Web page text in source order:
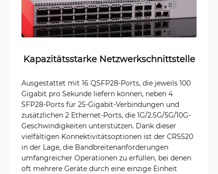
Kapazitätsstarke Netzwerkschnittstelle
Ausgestattet mit 16 QSFP28-Ports, die jeweils 100
Gigabit pro Sekunde liefern können, neben 4
SFP28-Ports für 25-Gigabit-Verbindungen und
zusätzlichen 2 Ethernet-Ports, die 1G/2.5G/5G/10G-
Geschwindigkeiten unterstützen. Dank dieser
vielfältigen Konnektivitätsoptionen ist der CRS520
in der Lage, die Bandbreitenanforderungen
umfangreicher Operationen zu erfüllen, bei denen
oft mehrere Geräte durch eine einzige Einheit